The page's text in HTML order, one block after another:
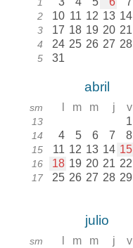
2 10 11 12 13 14
3 17 18 19 20 21
4 24 25 26 27 28
5 31
abril
sm m m j v
13 1
14 4 5 6 7 8
15 11 12 13 14 15
16 18 19 20 21 22
17 25 26 27 28 29
julio
sm m m j v